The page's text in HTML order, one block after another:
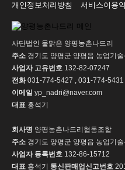
개인정보처리방침 서비스이용
사단법인 물맑은 양평농촌나드리
주소 경기도 양평군 양평읍 농업기
사업자 고유번호 132-82-07247
전화031-774-5427 , 031-774-5431
이메일 yp_nadri@naver.com
대표 홍석기
회사명 양평농촌나드리협동조합
주소 경기도 양평군 양평읍 농업기
사업자 등록번호 132-86-15712
대표 홍석기 통신판매업신고번호